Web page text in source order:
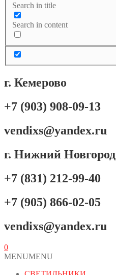
Search in title
Search in content
г. Кемерово
+7 (903) 908-09-13
vendixs@yandex.ru
г. Нижний Новгород
+7 (831) 212-99-40
+7 (905) 866-02-05
vendixs@yandex.ru
0
MENUMENU